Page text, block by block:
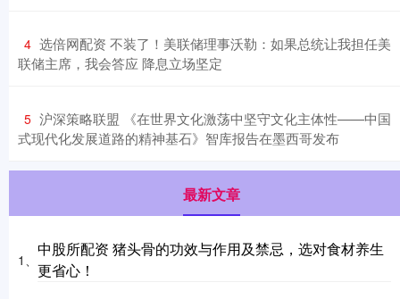
4 ​选倍网配资 不装了！美联储理事沃勒：如果总统让我担任美
联储主席，我会答应 降息立场坚定
5 ​沪深策略联盟 《在世界文化激荡中坚守文化主体性——中国
式现代化发展道路的精神基石》智库报告在墨西哥发布
最新文章
1、
中股所配资 猪头骨的功效与作用及禁忌，选对食材养生
更省心！